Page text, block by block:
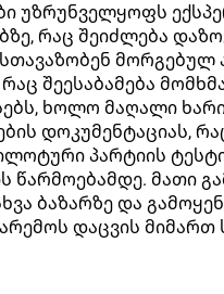
უზრუნველყოფს
რაც შეიძლება
მორგებულ
შეესაბამება
ხოლო მაღალი
დოკუმენტაციას,
პარტიის
წარმოებამდე. მათი
ბაზარზე და
დაცვის